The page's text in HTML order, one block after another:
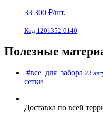
33 300 ₽/шт.
Код 1201352-0140
Полезные
#все_для_забора 23
сетки
Доставка по всей